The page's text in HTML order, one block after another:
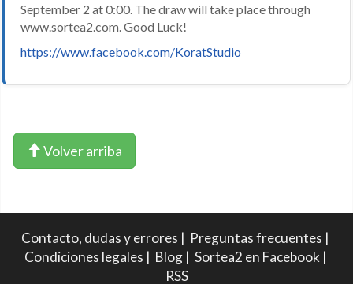
September 2 at 0:00. The draw will take place through
www.sortea2.com. Good Luck!
https://www.facebook.com/KoratStudio
Volver arriba
Contacto, dudas y errores | Preguntas frecuentes |
Condiciones legales | Blog| Sortea2 en Facebook |
RSS